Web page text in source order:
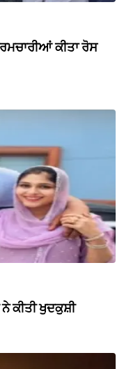
ਕੀਤਾ ਰੋਸ
ਕੀਤੀ ਖੁਦਕੁਸ਼ੀ